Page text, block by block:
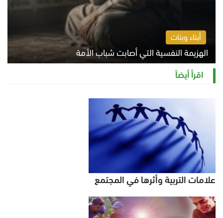
أبناء وبنات
الهزيمة النفسية التي أصابت شباب الأمة
الخميس 6 أغسطس 2026 11:12 ص
اقرأ أيضاً
علامات التربية وأثرها في المجتمع